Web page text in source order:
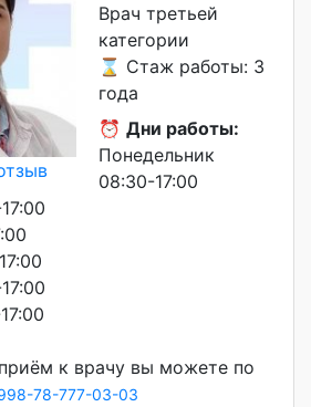
Врач третьей
категории
⌛ Стаж работы: 3
года
⏰ Дни работы:
Понедельник
08:30-17:00
к врачу вы можете по
78-777-03-03